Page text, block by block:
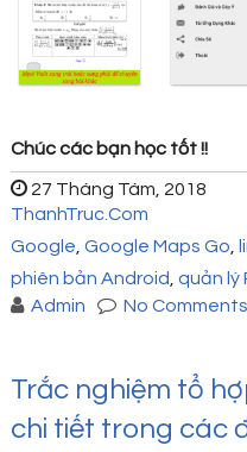
Chúc các bạn học tốt !!
27 Tháng Tám, 2018
ThanhTruc.Com
Google Google Maps Go
phiên bản Android quản lý
Admin
No Comments
Trắc nghiệm tổ
chi tiết trong các